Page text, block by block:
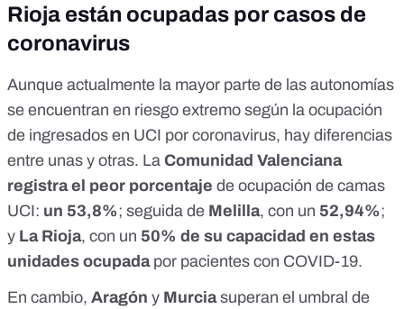
Rioja están ocupadas por casos de
coronavirus
Aunque actualmente la mayor parte de las autonomías
se encuentran en riesgo extremo según la ocupación
de ingresados en UCI por coronavirus, hay diferencias
entre unas y otras. La Comunidad Valenciana
registra el peor porcentaje de ocupación de camas
UCI: un 53,8%; seguida de Melilla, con un 52,94%;
y La Rioja, con un 50% de su capacidad en estas
unidades ocupada por pacientes con COVID-19.
En cambio, Aragón y Murciasuperan el umbral de